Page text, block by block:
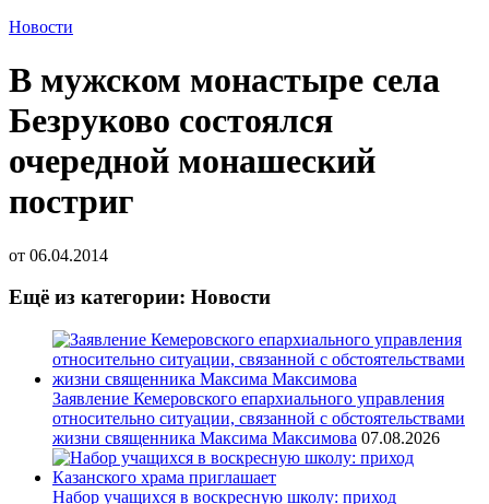
Новости
В мужском монастыре села
Безруково состоялся
очередной монашеский
постриг
от 06.04.2014
Ещё из категории: Новости
Заявление Кемеровского епархиального управления
относительно ситуации, связанной с обстоятельствами
жизни священника Максима Максимова 07.08.2026
Набор учащихся в воскресную школу: приход